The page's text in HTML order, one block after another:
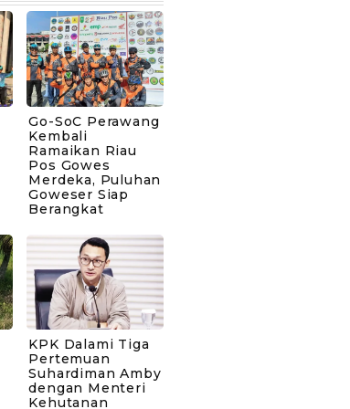
Go-SoC Perawang
Kembali
Ramaikan Riau
Pos Gowes
Merdeka, Puluhan
Goweser Siap
Berangkat
KPK Dalami Tiga
Pertemuan
Suhardiman Amby
dengan Menteri
Kehutanan